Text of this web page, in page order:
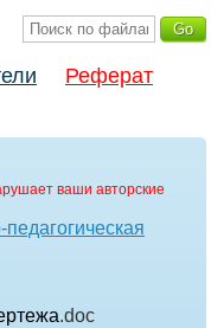
Реферат
ваши авторские
.doc